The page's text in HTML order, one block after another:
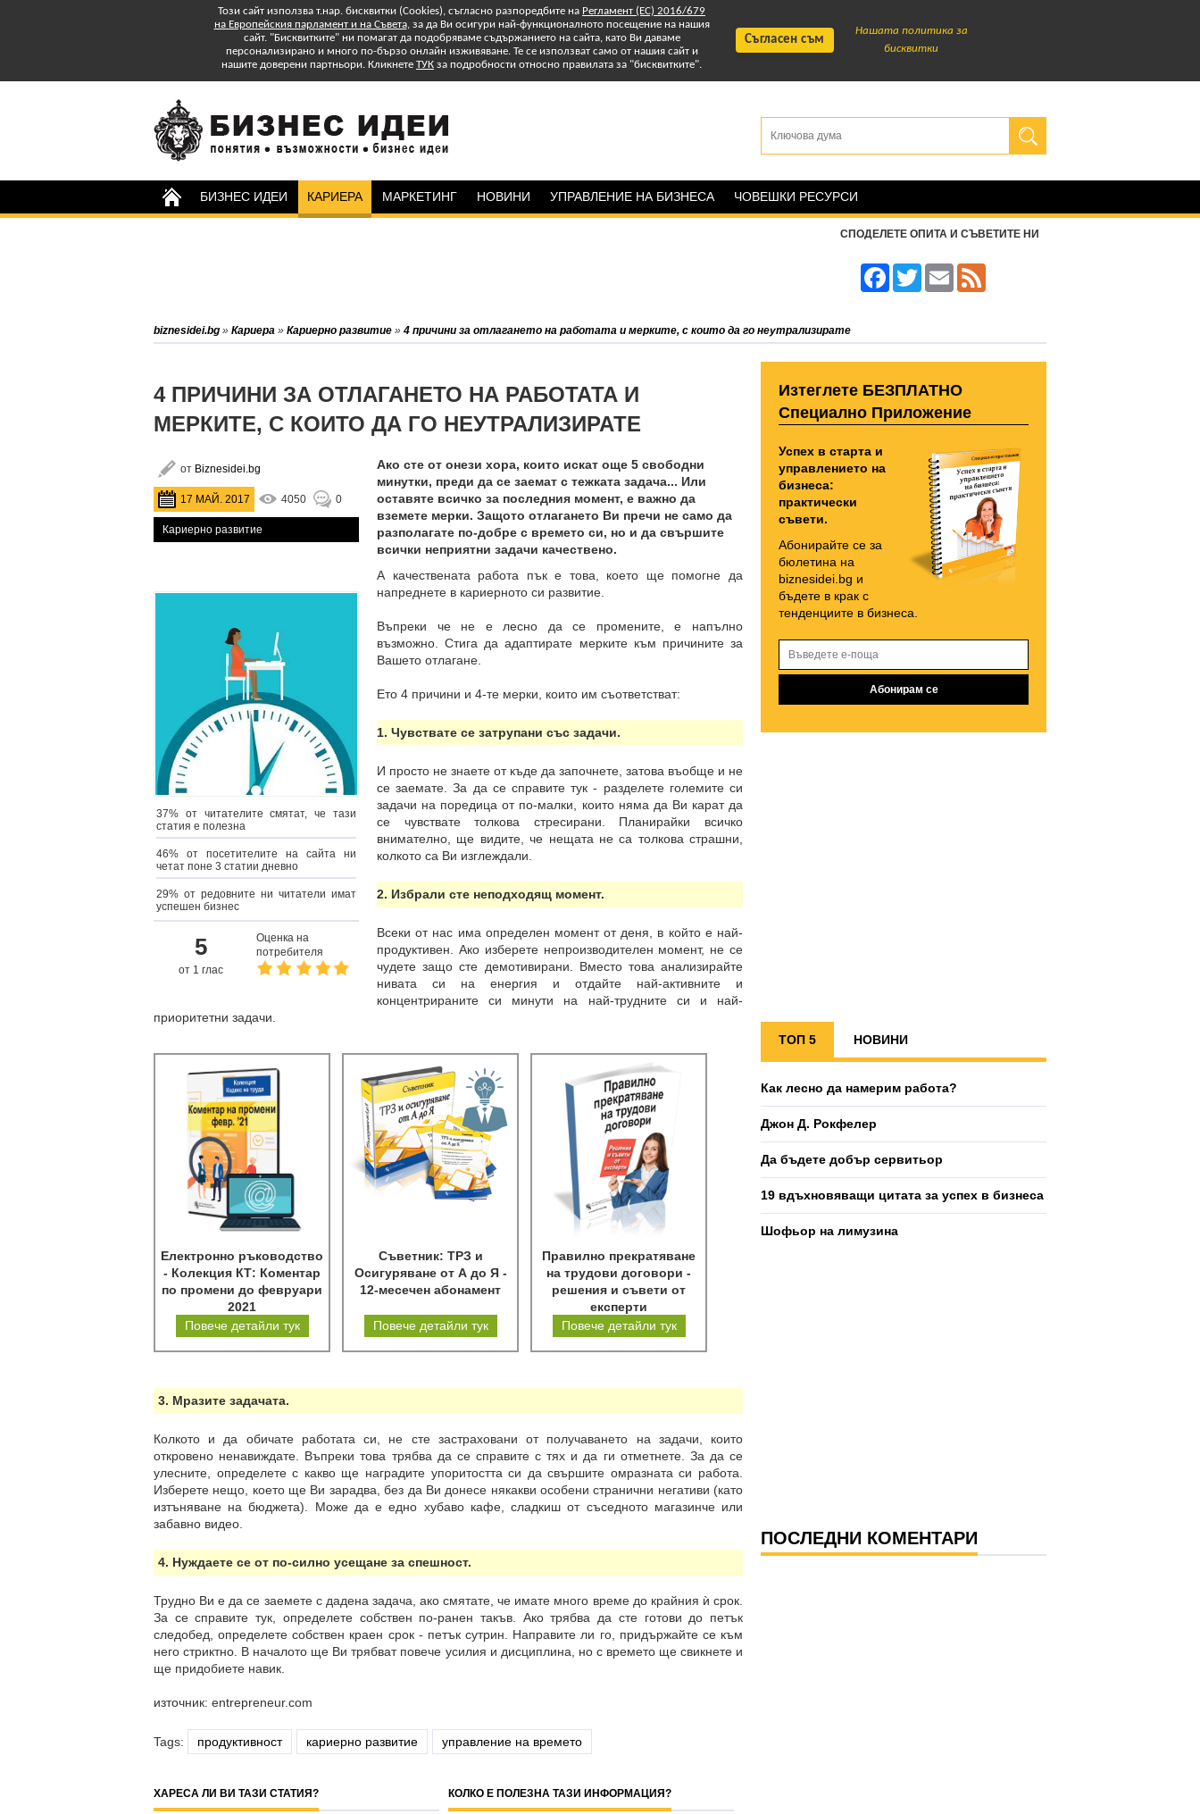
Съгласен съм
Нашата политика за
бисквитки
Този сайт използва т.нар. бисквитки (Cookies), съгласно разпоредбите на Регламент (ЕС) 2016/679
на Европейския парламент и на Съвета, за да Ви осигури най-функционалното посещение на нашия
сайт. "Бисквитките" ни помагат да подобряваме съдържанието на сайта, като Ви даваме
персонализирано и много по-бързо онлайн изживяване. Те се използват само от нашия сайт и
нашите доверени партньори. Кликнете ТУК за подробности относно правилата за "бисквитките".
БИЗНЕС ИДЕИ КАРИЕРА МАРКЕТИНГ НОВИНИ УПРАВЛЕНИЕ НА БИЗНЕСА ЧОВЕШКИ РЕСУРСИ
СПОДЕЛЕТЕ ОПИТА И СЪВЕТИТЕ НИ
FacebookTwitter Email
biznesidei.bg » Кариера » Кариерно развитие » 4 причини за отлагането на работата и мерките, с които да го неутрализирате
4 ПРИЧИНИ ЗА ОТЛАГАНЕТО НА РАБОТАТА И
МЕРКИТЕ, С КОИТО ДА ГО НЕУТРАЛИЗИРАТЕ
от Biznesidei.bg
4050 0
17 МАЙ. 2017
Кариерно развитие
37% от читателите смятат, че тази
статия е полезна
46% от посетителите на сайта ни
четат поне 3 статии дневно
29% от редовните ни читатели имат
успешен бизнес
5
от 1 глас
Оценка на
потребителя
Ако сте от онези хора, които искат още 5 свободни
минутки, преди да се заемат с тежката задача... Или
оставяте всичко за последния момент, е важно да
вземете мерки. Защото отлагането Ви пречи не само да
разполагате по-добре с времето си, но и да свършите
всички неприятни задачи качествено.
А качествената работа пък е това, което ще помогне да
напреднете в кариерното си развитие.
Въпреки че не е лесно да се промените, е напълно
възможно. Стига да адаптирате мерките към причините за
Вашето отлагане.
Ето 4 причини и 4-те мерки, които им съответстват:
1. Чувствате се затрупани със задачи.
И просто не знаете от къде да започнете, затова въобще и не
се заемате. За да се справите тук - разделете големите си
задачи на поредица от по-малки, които няма да Ви карат да
се чувствате толкова стресирани. Планирайки всичко
внимателно, ще видите, че нещата не са толкова страшни,
колкото са Ви изглеждали.
2. Избрали сте неподходящ момент.
Всеки от нас има определен момент от деня, в който е най-
продуктивен. Ако изберете непроизводителен момент, не се
чудете защо сте демотивирани. Вместо това анализирайте
нивата си на енергия и отдайте най-активните и
концентрираните си минути на най-трудните си и най-
приоритетни задачи.
Електронно ръководство
- Колекция КТ: Коментар
по промени до февруари
2021
Повече детайли тук
Съветник: ТРЗ и
Осигуряване от А до Я -
12-месечен абонамент
Повече детайли тук
Правилно прекратяване
на трудови договори -
решения и съвети от
експерти
Повече детайли тук
3. Мразите задачата.
Колкото и да обичате работата си, не сте застраховани от получаването на задачи, които
откровено ненавиждате. Въпреки това трябва да се справите с тях и да ги отметнете. За да се
улесните, определете с какво ще наградите упоритостта си да свършите омразната си работа.
Изберете нещо, което ще Ви зарадва, без да Ви донесе някакви особени странични негативи (като
изтъняване на бюджета). Може да е едно хубаво кафе, сладкиш от съседното магазинче или
забавно видео.
4. Нуждаете се от по-силно усещане за спешност.
Трудно Ви е да се заемете с дадена задача, ако смятате, че имате много време до крайния ѝ срок.
За се справите тук, определете собствен по-ранен такъв. Ако трябва да сте готови до петък
следобед, определете собствен краен срок - петък сутрин. Направите ли го, придържайте се към
него стриктно. В началото ще Ви трябват повече усилия и дисциплина, но с времето ще свикнете и
ще придобиете навик.
източник: entrepreneur.com
Tags: продуктивност кариерно развитие управление на времето
ХАРЕСА ЛИ ВИ ТАЗИ СТАТИЯ? КОЛКО Е ПОЛЕЗНА ТАЗИ ИНФОРМАЦИЯ?
Изтеглете БЕЗПЛАТНО
Специално Приложение
Успех в старта и
управлението на
бизнеса:
практически
съвети.
Абонирайте се за
бюлетина на
biznesidei.bg и
бъдете в крак с
тенденциите в бизнеса.
ТОП 5 НОВИНИ
Как лесно да намерим работа?
Джон Д. Рокфелер
Да бъдете добър сервитьор
19 вдъхновяващи цитата за успех в бизнеса
Шофьор на лимузина
ПОСЛЕДНИ КОМЕНТАРИ
Абонирайте се за бюлетина на
biznesidei.bg и бъдете в крак с